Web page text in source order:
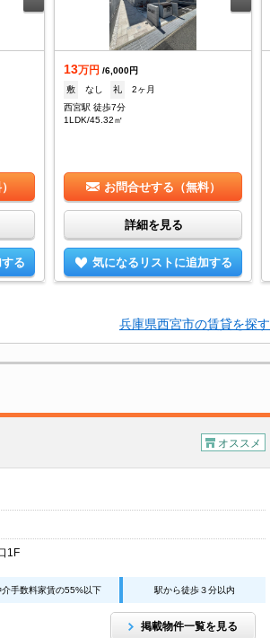
る
13万円 /6,000円
敷
なし 礼
2ヶ月
西宮駅 徒歩7分
1LDK/45.32㎡
お問合せする（無料）
詳細を見る
気になるリストに追加する
兵庫県西宮市の賃貸を探す
オススメ
1F
介手数料家賃の55%以下 駅から徒歩３分以内
掲載物件一覧を見る